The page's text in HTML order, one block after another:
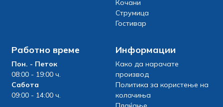
Кочани
Струмица
Гостивар
Работно време
Пон. - Петок
08:00 - 19:00 ч.
Сабота
09:00 - 14:00 ч.
Информации
Како да нарачате
производ
Политика за користење на
колачиња